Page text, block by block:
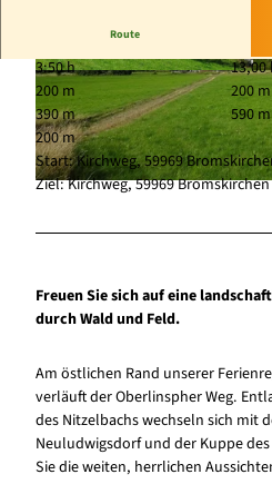
© Ederbergland Touristik, Ederbergland Touristik / IB |
© Ederbergland Touristik, Ederbergland Tourist
ik / IB |CC-BY-SA
©
Route
3:50 h
13,00
200 m
200 m
390 m
590 m
200 m
Start: Kirchweg, 59969
Ziel: Kirchweg, 59969 Bromskirchen
Freuen Sie sich auf eine
durch Wald und Feld.
Am östlichen Rand unserer
verläuft der Oberlinspher Weg.
des Nitzelbachs wechseln sich mit
Neuludwigsdorf und der Kuppe
Sie die weiten, herrlichen